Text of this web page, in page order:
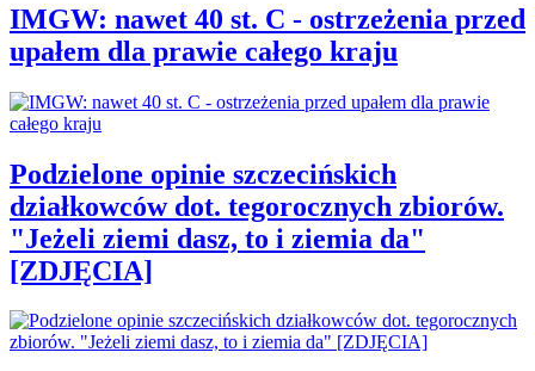
IMGW: nawet 40 st. C - ostrzeżenia przed
upałem dla prawie całego kraju
Podzielone opinie szczecińskich
działkowców dot. tegorocznych zbiorów.
"Jeżeli ziemi dasz, to i ziemia da"
[ZDJĘCIA]